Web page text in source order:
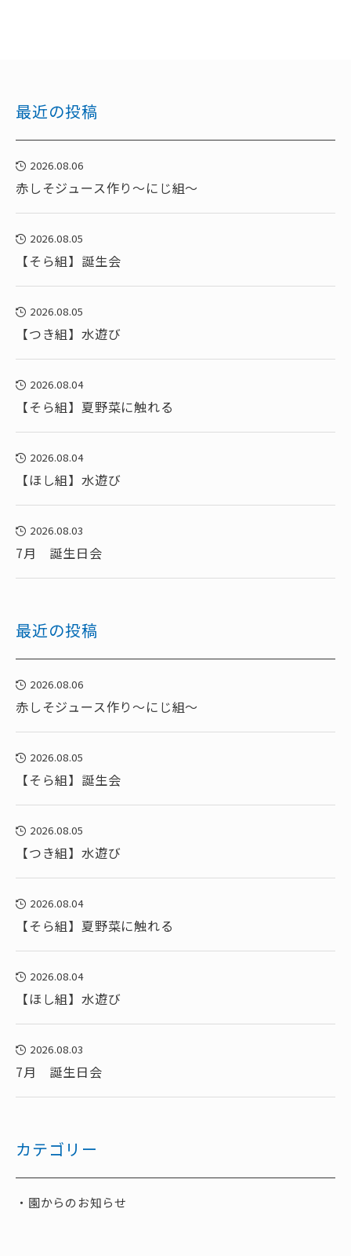
最近の投稿
2026.08.06
赤しそジュース作り～にじ組～
2026.08.05
【そら組】誕生会
2026.08.05
【つき組】水遊び
2026.08.04
【そら組】夏野菜に触れる
2026.08.04
【ほし組】水遊び
2026.08.03
7月 誕生日会
最近の投稿
2026.08.06
赤しそジュース作り～にじ組～
2026.08.05
【そら組】誕生会
2026.08.05
【つき組】水遊び
2026.08.04
【そら組】夏野菜に触れる
2026.08.04
【ほし組】水遊び
2026.08.03
7月 誕生日会
カテゴリー
園からのお知らせ